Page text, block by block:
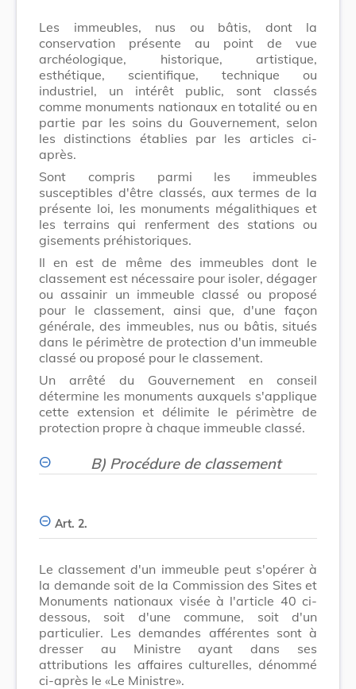
Les immeubles, nus ou bâtis, dont la
conservation présente au point de vue
archéologique, historique, artistique,
esthétique, scientifique, technique ou
industriel, un intérêt public, sont classés
comme monuments nationaux en totalité ou en
partie par les soins du Gouvernement, selon
les distinctions établies par les articles ci-
après.
Sont compris parmi les immeubles
susceptibles d'être classés, aux termes de la
présente loi, les monuments mégalithiques et
les terrains qui renferment des stations ou
gisements préhistoriques.
Il en est de même des immeubles dont le
classement est nécessaire pour isoler, dégager
ou assainir un immeuble classé ou proposé
pour le classement, ainsi que, d'une façon
générale, des immeubles, nus ou bâtis, situés
dans le périmètre de protection d'un immeuble
classé ou proposé pour le classement.
Un arrêté du Gouvernement en conseil
détermine les monuments auxquels s'applique
cette extension et délimite le périmètre de
protection propre à chaque immeuble classé.
B) Procédure de classement
Art. 2.
Le classement d'un immeuble peut s'opérer à
la demande soit de la Commission des Sites et
Monuments nationaux visée à l'article 40 ci-
dessous, soit d'une commune, soit d'un
particulier. Les demandes afférentes sont à
dresser au Ministre ayant dans ses
attributions les affaires culturelles, dénommé
ci-après le «Le Ministre».